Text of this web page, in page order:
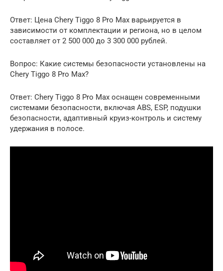
Ответ: Цена Chery Tiggo 8 Pro Max варьируется в
зависимости от комплектации и региона, но в целом
составляет от 2 500 000 до 3 300 000 рублей.
Вопрос: Какие системы безопасности установлены на
Chery Tiggo 8 Pro Max?
Ответ: Chery Tiggo 8 Pro Max оснащен современными
системами безопасности, включая ABS, ESP, подушки
безопасности, адаптивный круиз-контроль и систему
удержания в полосе.